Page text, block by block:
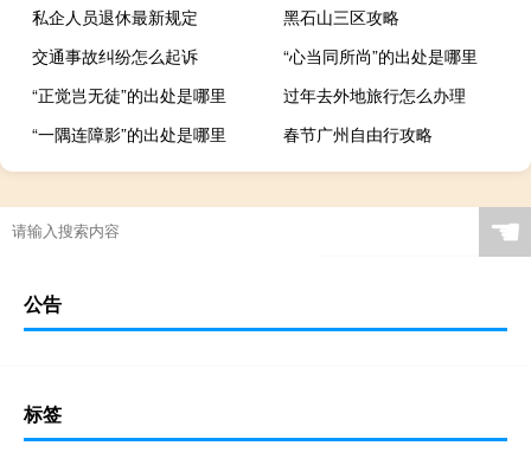
私企人员退休最新规定
黑石山三区攻略
交通事故纠纷怎么起诉
“心当同所尚”的出处是哪里
“正觉岂无徒”的出处是哪里
过年去外地旅行怎么办理
“一隅连障影”的出处是哪里
春节广州自由行攻略
☚
公告
标签